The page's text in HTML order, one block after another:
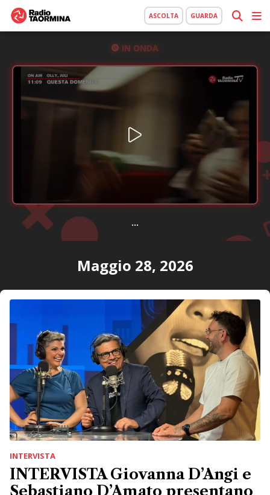
ASCOLTA GUARDA
IN ONDA
...
Maggio 28, 2026
INTERVISTA
INTERVISTA Giovanna D’Angi e
Sebastiano D’Amato presentano